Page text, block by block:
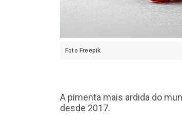
Foto Freepik
A pimenta mais ardida do
desde 2017.